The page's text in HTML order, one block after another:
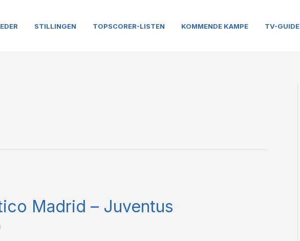
STILLINGEN TOPSCORER-LISTEN KOMMENDE KAMPE TV-GUIDE
Madrid – Juventus